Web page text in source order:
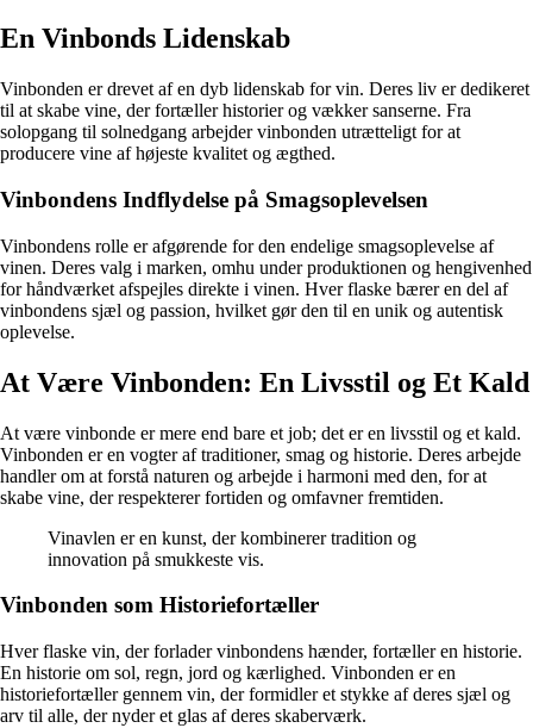
En Vinbonds Lidenskab
Vinbonden er drevet af en dyb lidenskab for vin. Deres liv er dedikeret
til at skabe vine, der fortæller historier og vækker sanserne. Fra
solopgang til solnedgang arbejder vinbonden utrætteligt for at
producere vine af højeste kvalitet og ægthed.
Vinbondens Indflydelse på Smagsoplevelsen
Vinbondens rolle er afgørende for den endelige smagsoplevelse af
vinen. Deres valg i marken, omhu under produktionen og hengivenhed
for håndværket afspejles direkte i vinen. Hver flaske bærer en del af
vinbondens sjæl og passion, hvilket gør den til en unik og autentisk
oplevelse.
At Være Vinbonden: En Livsstil og Et Kald
At være vinbonde er mere end bare et job; det er en livsstil og et kald.
Vinbonden er en vogter af traditioner, smag og historie. Deres arbejde
handler om at forstå naturen og arbejde i harmoni med den, for at
skabe vine, der respekterer fortiden og omfavner fremtiden.
Vinavlen er en kunst, der kombinerer tradition og
innovation på smukkeste vis.
Vinbonden som Historiefortæller
Hver flaske vin, der forlader vinbondens hænder, fortæller en historie.
En historie om sol, regn, jord og kærlighed. Vinbonden er en
historiefortæller gennem vin, der formidler et stykke af deres sjæl og
arv til alle, der nyder et glas af deres skaberværk.